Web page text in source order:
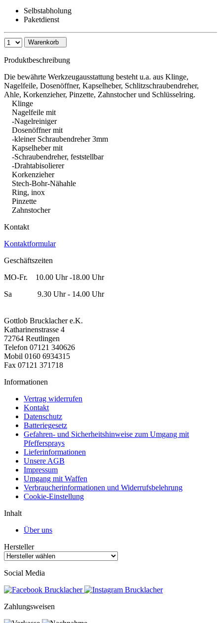
Selbstabholung
Paketdienst
Warenkorb
Produktbeschreibung
Die bewährte Werkzeugausstattung besteht u.a. aus Klinge,
Nagelfeile, Dosenöffner, Kapselheber, Schlitzschraubendreher,
Ahle, Korkenzieher, Pinzette, Zahnstocher und Schlüsselring.
Klinge
Nagelfeile mit
-Nagelreiniger
Dosenöffner mit
-kleiner Schraubendreher 3mm
Kapselheber mit
-Schraubendreher, feststellbar
-Drahtabisolierer
Korkenzieher
Stech-Bohr-Nähahle
Ring, inox
Pinzette
Zahnstocher
Kontakt
Kontaktformular
Geschäftszeiten
MO-Fr. 10.00 Uhr -18.00 Uhr
Sa 9.30 Uhr - 14.00 Uhr
Gottlob Brucklacher e.K.
Katharinenstrasse 4
72764 Reutlingen
Telefon 07121 340626
Mobil 0160 6934315
Fax 07121 371718
Informationen
Vertrag widerrufen
Kontakt
Datenschutz
Batteriegesetz
Gefahren- und Sicherheitshinweise zum Umgang mit
Pfeffersprays
Lieferinformationen
Unsere AGB
Impressum
Umgang mit Waffen
Verbraucherinformationen und Widerrufsbelehrung
Cookie-Einstellung
Inhalt
Über uns
Hersteller
Social Media
Zahlungsweisen